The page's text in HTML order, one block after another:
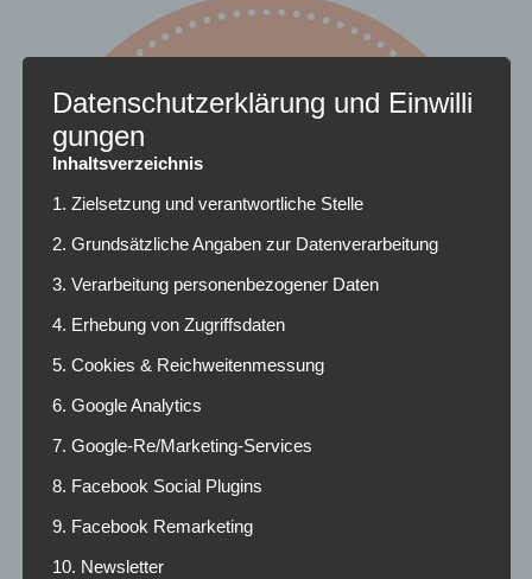
Dieburg jammt ab!
Datenschutzerklärung und Einwilli
gungen
Inhaltsverzeichnis
1. Zielsetzung und verantwortliche Stelle
2. Grundsätzliche Angaben zur Datenverarbeitung
3. Verarbeitung personenbezogener Daten
4. Erhebung von Zugriffsdaten
5. Cookies & Reichweitenmessung
6. Google Analytics
7. Google-Re/Marketing-Services
8. Facebook Social Plugins
9. Facebook Remarketing
10. Newsletter